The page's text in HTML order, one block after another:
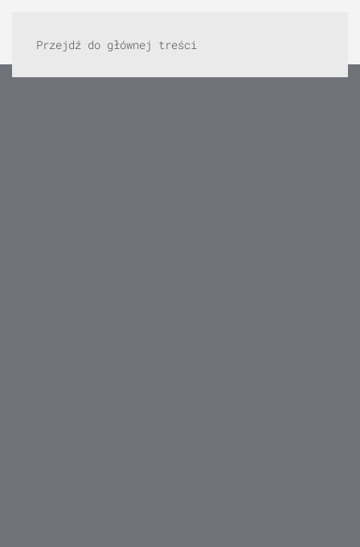
Przejdź do głównej treści